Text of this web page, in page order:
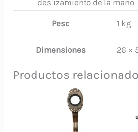
deslizamiento de la mano
Peso 1 kg
Dimensiones 26 ×
Productos